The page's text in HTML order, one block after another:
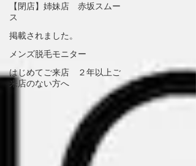
【閉店】姉妹店 赤坂スムー
ス
掲載されました。
メンズ脱毛モニター
はじめてご来店 ２年以上ご
来店のない方へ